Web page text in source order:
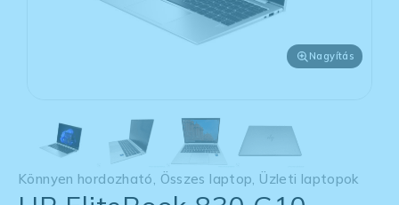
Nagyítás
Könnyen hordozható, Összes laptop, Üzleti laptopok